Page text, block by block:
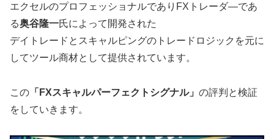
エクセルのプロフェッショナルでありFXトレーダ―であ
る奥谷隆一氏によって開発された
デイトレードとスキャルピングのトレードロジックを元に
してツール商材として提供されています。
この 「FXスキャルパーフェクトシグナル」 の評判と検証
をしていきます。